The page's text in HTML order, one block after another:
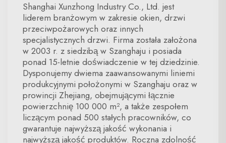
Shanghai Xunzhong Industry Co., Ltd. jest
liderem branżowym w zakresie okien, drzwi
przeciwpożarowych oraz innych
specjalistycznych drzwi. Firma została założona
w 2003 r. z siedzibą w Szanghaju i posiada
ponad 15-letnie doświadczenie w tej dziedzinie.
Dysponujemy dwiema zaawansowanymi liniemi
produkcyjnymi położonymi w Szanghaju oraz w
prowincji Zhejiang, obejmującymi łącznie
powierzchnię 100 000 m², a także zespołem
liczącym ponad 500 stałych pracowników, co
gwarantuje najwyższą jakość wykonania i
najwyższą jakość produktów. Roczna zdolność